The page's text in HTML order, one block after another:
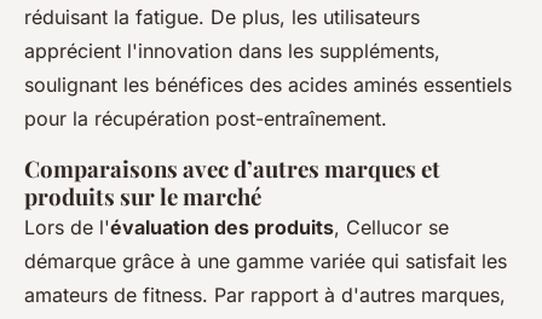
réduisant la fatigue. De plus, les utilisateurs
apprécient l'innovation dans les suppléments,
soulignant les bénéfices des acides aminés essentiels
pour la récupération post-entraînement.
Comparaisons avec d’autres marques et
produits sur le marché
Lors de l'évaluation des produits, Cellucor se
démarque grâce à une gamme variée qui satisfait les
amateurs de fitness. Par rapport à d'autres marques,